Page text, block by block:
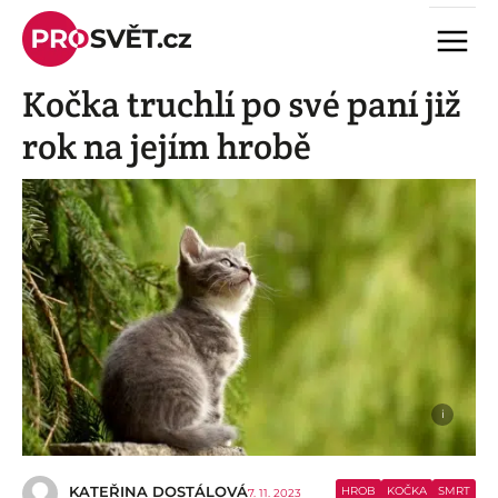
Skip
content
Menu
Kočka truchlí po své paní již
rok na jejím hrobě
i
KATEŘINA DOSTÁLOVÁ7. 11. 2023 HROB KOČKA SMRT